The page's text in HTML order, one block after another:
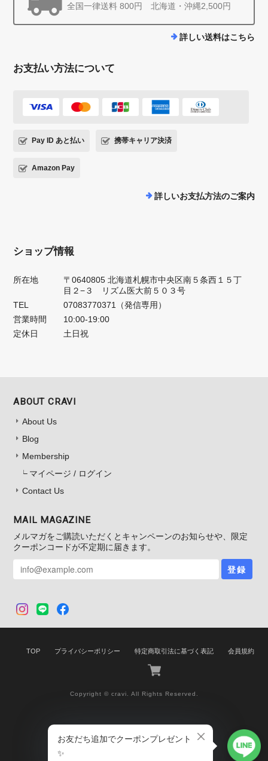
全国一律送料 800円 北海道・沖縄2,500円
詳しい送料はこちら
お支払い方法について
Pay ID あと払い 携帯キャリア決済
Amazon Pay
詳しいお支払方法のご案内
ショップ情報
所在地
〒0640805 北海道札幌市中央区南５条西１５丁
目２−３ リズム医大前５０３号
TEL
07083770371（発信専用）
営業時間
10:00-19:00
定休日
土日祝
ABOUT CRAVI
About Us
Blog
Membership
マイページ / ログイン
Contact Us
MAIL MAGAZINE
メルマガをご購読いただくとキャンペーンのお知らせや、限定
クーポンコードが不定期に届きます。
登録
TOP プライバシーポリシー 特定商取引法に基づく表記 会員規約
Copyright © cravi. All Rights Reserved.